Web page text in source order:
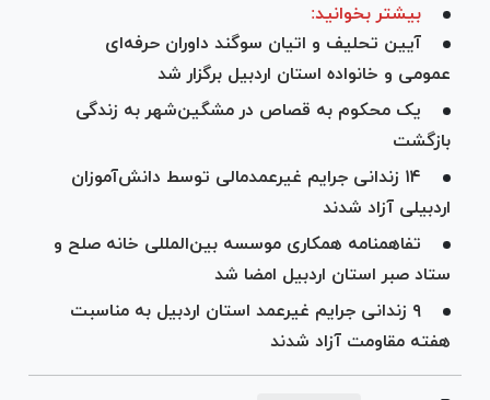
بیشتر بخوانید:
آیین تحلیف و اتیان سوگند داوران حرفه‌ای
عمومی و خانواده استان اردبیل برگزار شد
یک محکوم به قصاص در مشگین‌شهر به زندگی
بازگشت
۱۴ زندانی جرایم غیرعمدمالی توسط دانش‌آموزان
اردبیلی آزاد شدند
تفاهمنامه همکاری موسسه بین‌المللی خانه صلح و
ستاد صبر استان اردبیل امضا شد
۹ زندانی جرایم غیرعمد استان اردبیل به مناسبت
هفته مقاومت آزاد شدند